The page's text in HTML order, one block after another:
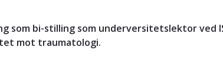
som bi-stilling som underversitetslektor
mot traumatologi.